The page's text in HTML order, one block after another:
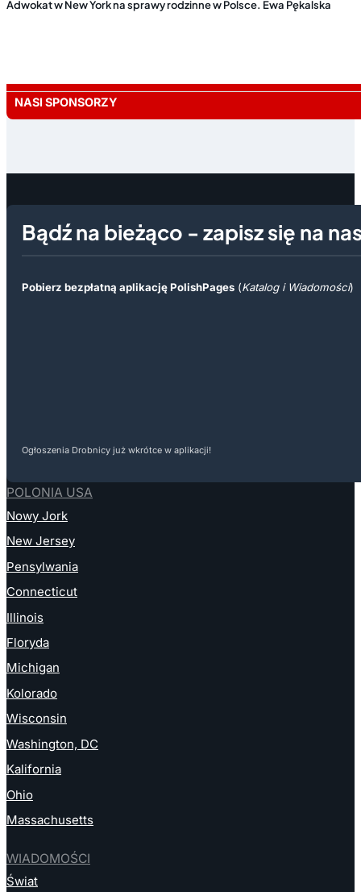
Adwokat w New York na sprawy rodzinne w Polsce. Ewa Pękalska
NASI SPONSORZY
Bądź na bieżąco - zapisz się na
Pobierz bezpłatną aplikację PolishPages (Katalog i Wiadomości)
Ogłoszenia Drobnicy już wkrótce w aplikacji!
POLONIA USA
Nowy Jork
New Jersey
Pensylwania
Connecticut
Illinois
Floryda
Michigan
Kolorado
Wisconsin
Washington, DC
Kalifornia
Ohio
Massachusetts
WIADOMOŚCI
Świat